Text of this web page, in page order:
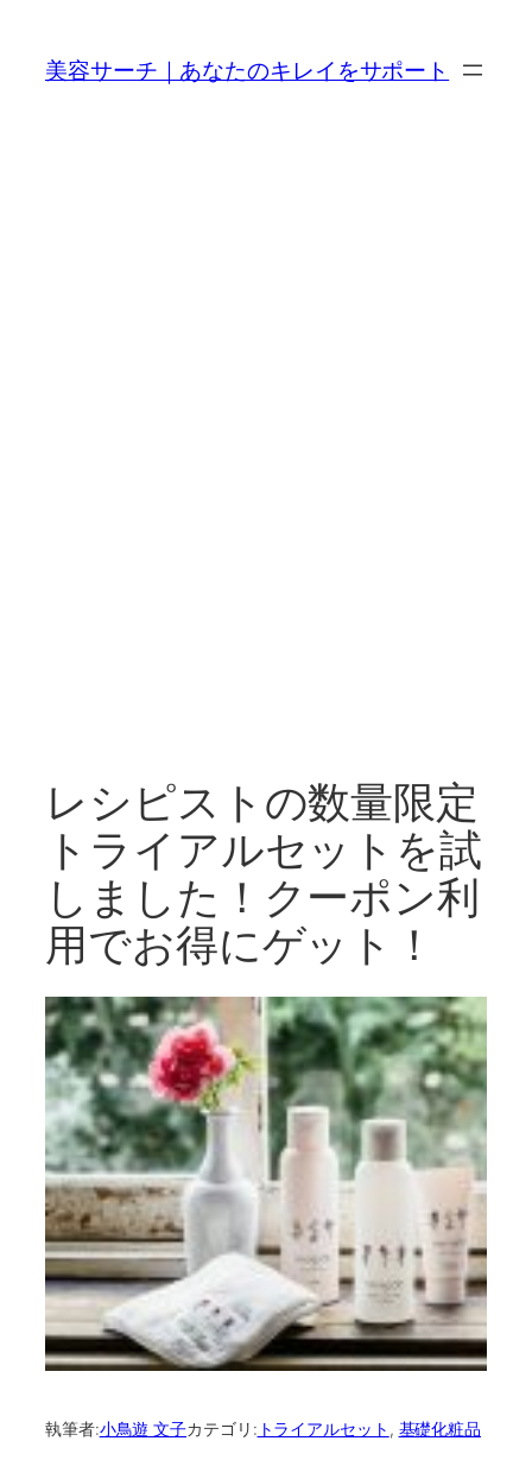
美容サーチ｜あなたのキレイをサポート
レシピストの数量限定
トライアルセットを試
しました！クーポン利
用でお得にゲット！
執筆者:小鳥遊 文子カテゴリ: トライアルセット , 基礎化粧品